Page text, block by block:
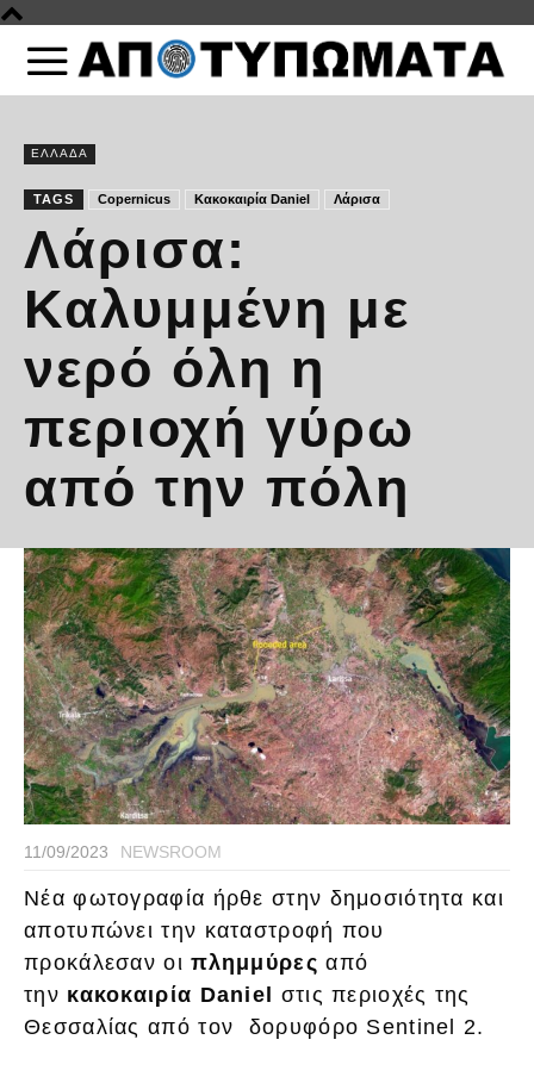
ΕΛΛΑΔΑ
TAGS Copernicus Κακοκαιρία Daniel Λάρισα
Λάρισα:
Καλυμμένη με
νερό όλη η
περιοχή γύρω
από την πόλη
11/09/2023 NEWSROOM
Νέα φωτογραφία ήρθε στην δημοσιότητα και
αποτυπώνει την καταστροφή που
προκάλεσαν οιπλημμύρες από
την κακοκαιρία Daniel
στις περιοχές της
Θεσσαλίας από τον δορυφόρο Sentinel 2.